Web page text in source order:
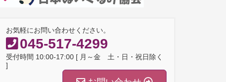
お気軽にお問い合わせください。
045-517-4299
受付時間 10:00-17:00 [ 月～金 土・日・祝日除く
]